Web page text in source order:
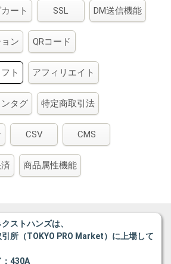
ート SSL DM送信機能
ン QRコード
ト アフィリエイト
タグ 特定商取引法
CSV CMS
商品属性機能
ストハンズは、
所（TOKYO PRO Market）に上場して
430A